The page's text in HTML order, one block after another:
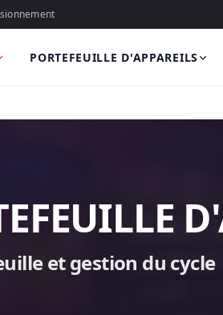
PORTEFEUILLE D'APPAREILS
et gestion du cycle